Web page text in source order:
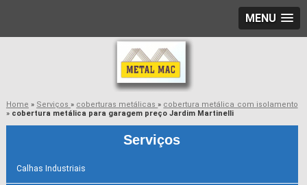
MENU
Home » Serviços» coberturas metálicas» cobertura metálica com isolamento
» cobertura metálica para garagem preço Jardim Martinelli
Serviços
Calhas Industriais